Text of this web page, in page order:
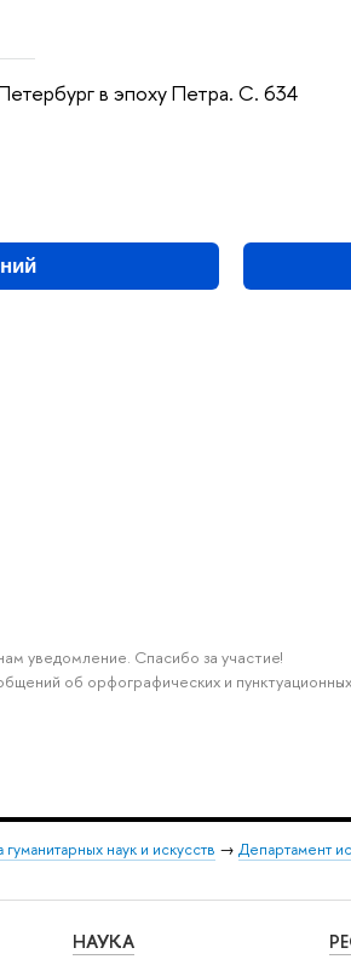
в эпоху Петра. С. 634
уведомление. Спасибо за участие!
об орфографических и
наук и искусств → Департамент
НАУКА